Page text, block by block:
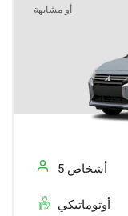
أو مشابهة
5 أشخاص
أوتوماتيكي